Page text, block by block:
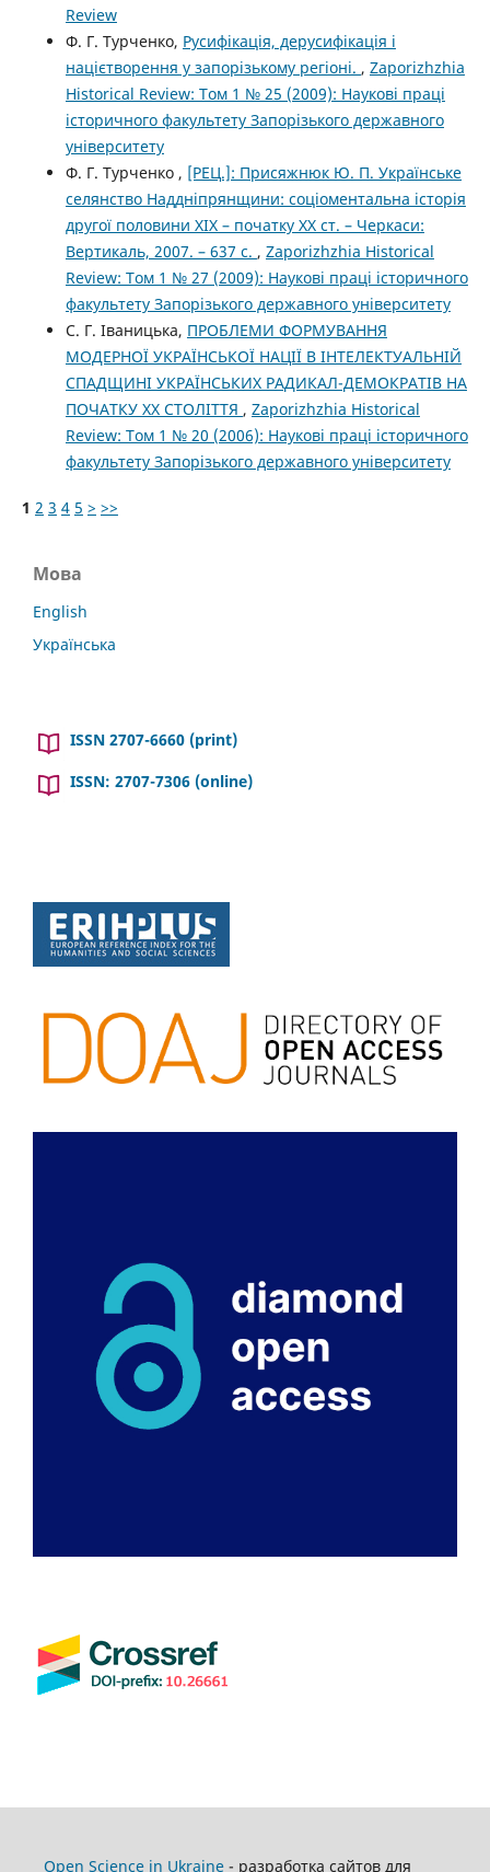
Review
Ф. Г. Турченко, Русифікація, дерусифікація і
націєтворення у запорізькому регіоні. , Zaporizhzhia
Historical Review: Том 1 № 25 (2009): Наукові праці
історичного факультету Запорізького державного
університету
Ф. Г. Турченко , [РЕЦ.]: Присяжнюк Ю. П. Українське
селянство Наддніпрянщини: соціоментальна історія
другої половини XIX – початку ХХ ст. – Черкаси:
Вертикаль, 2007. – 637 с. , Zaporizhzhia Historical
Review: Том 1 № 27 (2009): Наукові праці історичного
факультету Запорізького державного університету
С. Г. Іваницька, ПРОБЛЕМИ ФОРМУВАННЯ
МОДЕРНОЇ УКРАЇНСЬКОЇ НАЦІЇ В ІНТЕЛЕКТУАЛЬНІЙ
СПАДЩИНІ УКРАЇНСЬКИХ РАДИКАЛ-ДЕМОКРАТІВ НА
ПОЧАТКУ ХХ СТОЛІТТЯ , Zaporizhzhia Historical
Review: Том 1 № 20 (2006): Наукові праці історичного
факультету Запорізького державного університету
1 2 3 4 5 > >>
Мова
English
Українська
ISSN 2707-6660 (print)
ISSN: 2707-7306 (online)
Open Science in Ukraine- разработка сайтов для